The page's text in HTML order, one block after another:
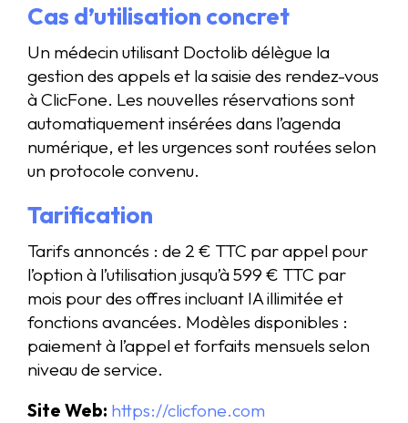
Cas d’utilisation concret
Un médecin utilisant Doctolib délègue la
gestion des appels et la saisie des rendez-vous
à ClicFone. Les nouvelles réservations sont
automatiquement insérées dans l’agenda
numérique, et les urgences sont routées selon
un protocole convenu.
Tarification
Tarifs annoncés : de 2 € TTC par appel pour
l’option à l’utilisation jusqu’à 599 € TTC par
mois pour des offres incluant IA illimitée et
fonctions avancées. Modèles disponibles :
paiement à l’appel et forfaits mensuels selon
niveau de service.
Site Web: https://clicfone.com